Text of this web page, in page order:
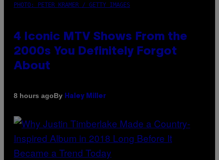
PHOTO: PETER KRAMER / GETTY IMAGES
4 Iconic MTV Shows From the
2000s You Definitely Forgot
About
8 hours agoBy Haley Miller